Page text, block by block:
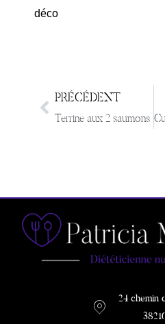
déco
PRÉCÉDENT
Terrine aux 2 saumons
24 chemin